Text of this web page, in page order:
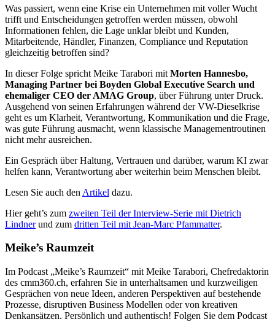
Was passiert, wenn eine Krise ein Unternehmen mit voller Wucht
trifft und Entscheidungen getroffen werden müssen, obwohl
Informationen fehlen, die Lage unklar bleibt und Kunden,
Mitarbeitende, Händler, Finanzen, Compliance und Reputation
gleichzeitig betroffen sind?
In dieser Folge spricht Meike Tarabori mit Morten Hannesbo,
Managing Partner bei Boyden Global Executive Search und
ehemaliger CEO der AMAG Group, über Führung unter Druck.
Ausgehend von seinen Erfahrungen während der VW-Dieselkrise
geht es um Klarheit, Verantwortung, Kommunikation und die Frage,
was gute Führung ausmacht, wenn klassische Managementroutinen
nicht mehr ausreichen.
Ein Gespräch über Haltung, Vertrauen und darüber, warum KI zwar
helfen kann, Verantwortung aber weiterhin beim Menschen bleibt.
Lesen Sie auch den Artikel dazu.
Hier geht’s zum zweiten Teil der Interview-Serie mit Dietrich
Lindnerund zum dritten Teil mit Jean-Marc Pfammatter.
Meike’s Raumzeit
Im Podcast „Meike’s Raumzeit“ mit Meike Tarabori, Chefredaktorin
des cmm360.ch, erfahren Sie in unterhaltsamen und kurzweiligen
Gesprächen von neue Ideen, anderen Perspektiven auf bestehende
Prozesse, disruptiven Business Modellen oder von kreativen
Denkansätzen. Persönlich und authentisch! Folgen Sie dem Podcast